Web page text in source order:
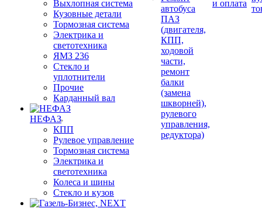
Выхлопная система
Кузовные детали
Тормозная система
Электрика и
светотехника
ЯМЗ 236
Стекло и
уплотнители
Прочие
Карданный вал
НЕФАЗ
КПП
Рулевое управление
Тормозная система
Электрика и
светотехника
Колеса и шины
Стекло и кузов
автобуса
ПАЗ
(двигателя,
КПП,
ходовой
части,
ремонт
балки
(замена
шкворней),
рулевого
управления,
редуктора)
и оплата